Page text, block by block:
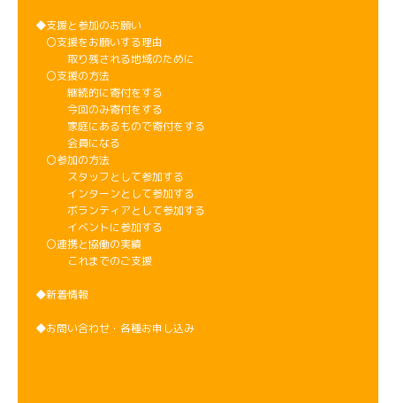
◆支援と参加のお願い
〇支援をお願いする理由
取り残される地域のために
〇支援の方法
継続的に寄付をする
今回のみ寄付をする
家庭にあるもので寄付をする
会員になる
〇参加の方法
スタッフとして参加する
インターンとして参加する
ボランティアとして参加する
イベントに参加する
〇連携と協働の実績
これまでのご支援
◆新着情報
◆お問い合わせ・各種お申し込み